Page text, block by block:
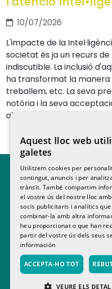
10/07/2026
L'impacte de la
societat és ja un recurs
indiscutible. La inclusió
ha transformat la
treballem, etc. La seva
notòria i la seva
algunes reticències,
Contacta Política
Política de cookies
Aquest lloc web
galetes
Utilitzem cookies per
contingut, anuncis i per
trànsit. També compartim
el vostre ús del nostre lloc
socis publicitaris i analítics
combinar-la amb altra
heu proporcionat o que han
partir del vostre ús dels seus
información
ACCEPTA-HO TOT
VEURE ELS